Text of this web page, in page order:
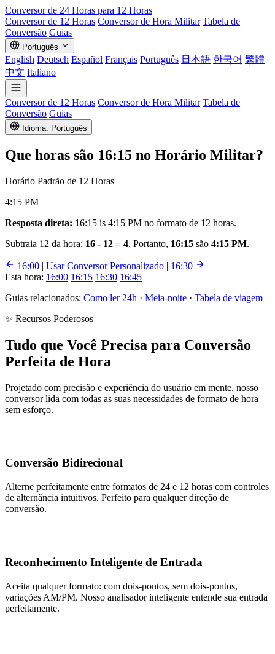
Conversor de 24 Horas para 12 Horas
Conversor de 12 Horas Conversor de Hora Militar Tabela de
Conversão Guias
Português
English Deutsch Español Français Português 日本語 한국어 繁體
中文 Italiano
Conversor de 12 Horas Conversor de Hora Militar Tabela de
Conversão Guias
Idioma: Português
Que horas são 16:15 no Horário Militar?
Horário Padrão de 12 Horas
4:15 PM
Resposta direta: 16:15 is 4:15 PM no formato de 12 horas.
Subtraia 12 da hora: 16 - 12 = 4. Portanto, 16:15 são 4:15 PM.
16:00 | Usar Conversor Personalizado | 16:30
Esta hora: 16:00 16:15 16:30 16:45
Guias relacionados: Como ler 24h · Meia-noite · Tabela de viagem
✨ Recursos Poderosos
Tudo que Você Precisa para Conversão
Perfeita de Hora
Projetado com precisão e experiência do usuário em mente, nosso
conversor lida com todas as suas necessidades de formato de hora
sem esforço.
Conversão Bidirecional
Alterne perfeitamente entre formatos de 24 e 12 horas com controles
de alternância intuitivos. Perfeito para qualquer direção de
conversão.
Reconhecimento Inteligente de Entrada
Aceita qualquer formato: com dois-pontos, sem dois-pontos,
variações AM/PM. Nosso analisador inteligente entende sua entrada
perfeitamente.